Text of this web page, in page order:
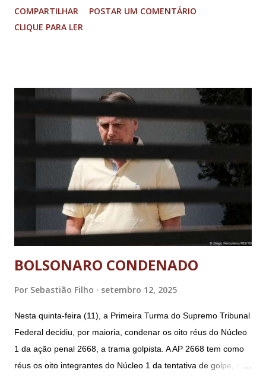
Imagens @transitofernaodias *Por Sebastião Filho
COMPARTILHAR
POSTAR UM COMENTÁRIO
CLIQUE PARA LER
BOLSONARO CONDENADO
Por Sebastião Filho setembro 12, 2025
Nesta quinta-feira (11), a Primeira Turma do Supremo Tribunal
Federal decidiu, por maioria, condenar os oito réus do Núcleo
1 da ação penal 2668, a trama golpista. A AP 2668 tem como
réus os oito integrantes do Núcleo 1 da tentativa de golpe, ou